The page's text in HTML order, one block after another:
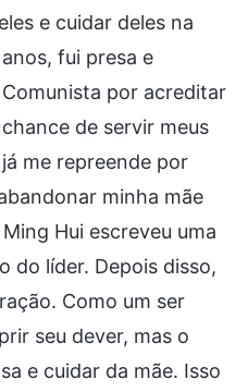
e cuidar deles na
fui presa e
por acreditar
de servir meus
me repreende por
minha mãe
Hui escreveu uma
do líder. Depois disso,
Como um ser
seu dever, mas o
e cuidar da mãe. Isso